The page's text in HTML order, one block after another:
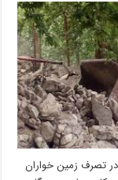
تصرف زمین خواران